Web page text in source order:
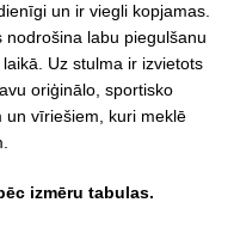
un ir viegli kopjamas.
labu piegulšanu
Uz stulma ir izvietots
oriģinālo, sportisko
un vīriešiem, kuri meklē
izmēru tabulas.